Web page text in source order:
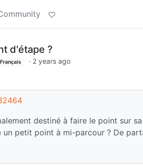
d'étape ?
Français · 2 years ago
destiné à faire le point sur
un petit point à mi-parcour ? De